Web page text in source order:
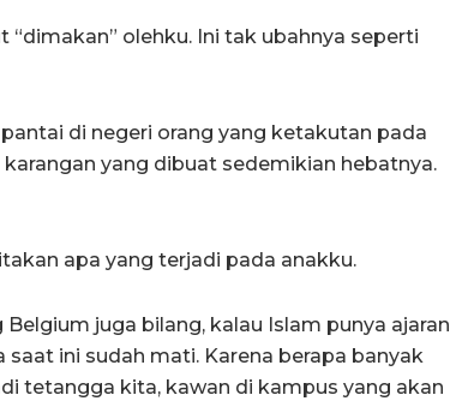
olehku. Ini tak ubahnya seperti
di negeri orang yang ketakutan pada
yang dibuat sedemikian hebatnya.
apa yang terjadi pada anakku.
juga bilang, kalau Islam punya ajaran
ini sudah mati. Karena berapa banyak
tetangga kita, kawan di kampus yang akan